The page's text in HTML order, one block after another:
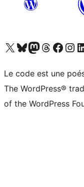
Visitez notre compte X (précédemment Twitter)
Visiter notre compte Bluesky
Visiter notre compte Mastodon
Visiter notre compte
Consulter notre
Consulter
Le code est une
The WordPress®
of the WordPress